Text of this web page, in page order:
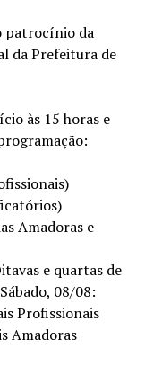
patrocínio da
da Prefeitura de
às 15 horas e
Amadoras e
e quartas de
08/08:
Profissionais
Amadoras